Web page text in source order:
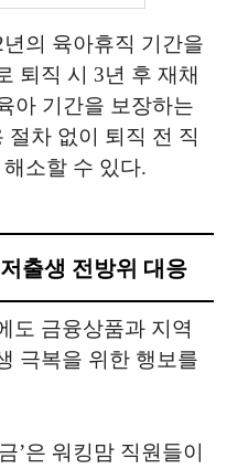
의 육아휴직 기간을
퇴직 시 3년 후 재채
아 기간을 보장하는
차 없이 퇴직 전 직
소할 수 있다.
출생 전방위 대응
도 금융상품과 지역
극복을 위한 행보를
’은 워킹맘 직원들이